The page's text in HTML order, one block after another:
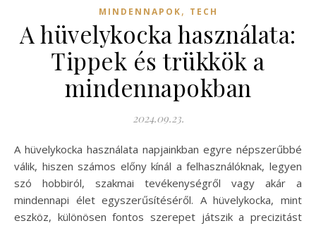
MINDENNAPOK, TECH
A hüvelykocka használata:
Tippek és trükkök a
mindennapokban
2024.09.23.
A hüvelykocka használata napjainkban egyre népszerűbbé
válik, hiszen számos előny kínál a felhasználóknak, legyen
szó hobbiról, szakmai tevékenységről vagy akár a
mindennapi élet egyszerűsítéséről. A hüvelykocka, mint
eszköz, különösen fontos szerepet játszik a precizitást